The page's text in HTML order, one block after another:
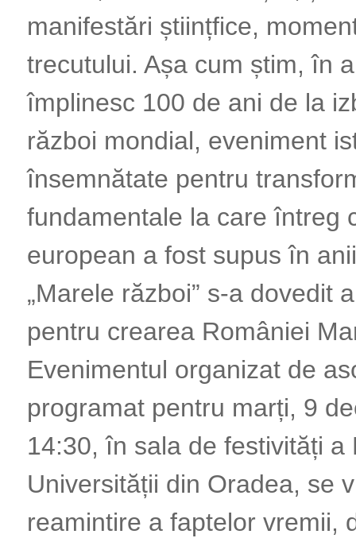
manifestări științfice,
trecutului. Așa cum știm, în
împlinesc 100 de ani de la
război mondial, eveniment
însemnătate pentru
fundamentale la care întreg
european a fost supus în
„Marele război” s-a dovedit
pentru crearea României
Evenimentul organizat de
programat pentru marți, 9
14:30, în sala de festivități a
Universității din Oradea, se
reamintire a faptelor vremii,